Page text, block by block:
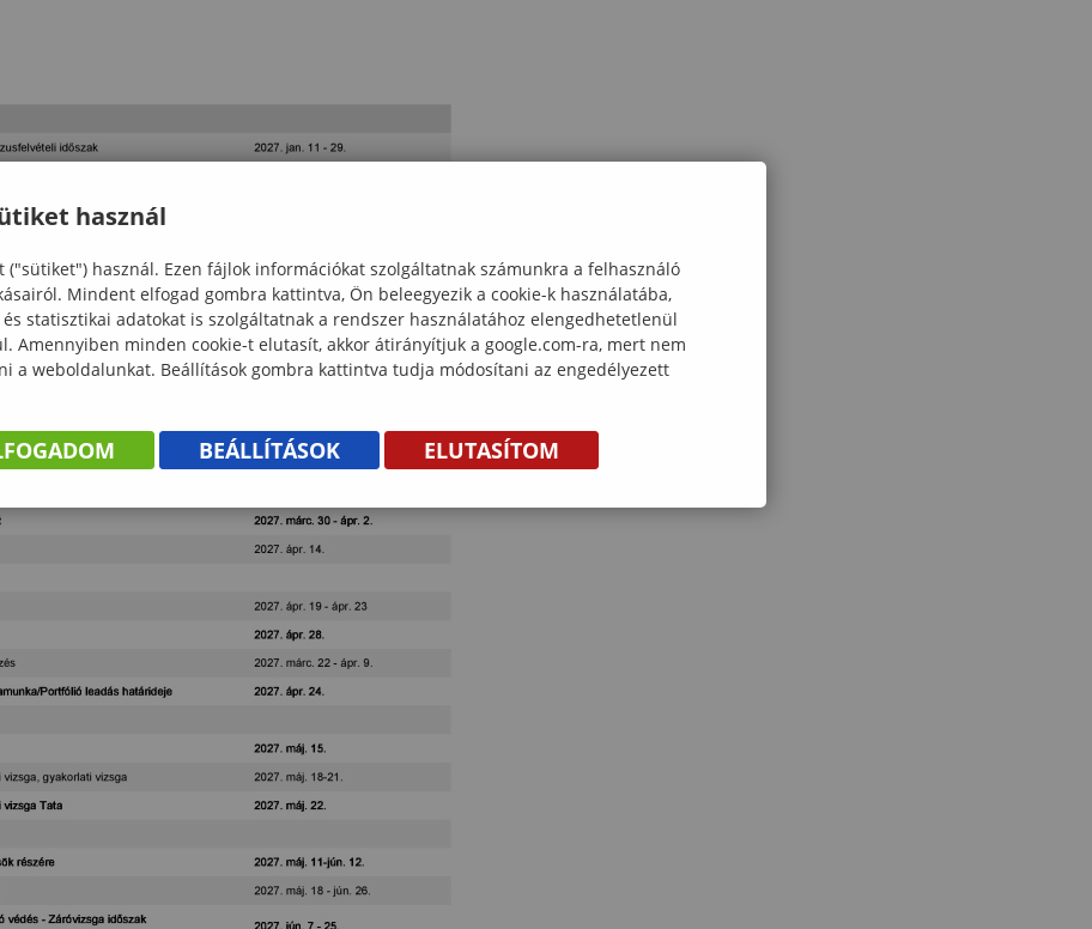
használ
("sütiket") használ. Ezen fájlok információkat szolgáltatnak számunkra a felhasználó
Mindent elfogad gombra kattintva, Ön beleegyezik a cookie-k használatába,
statisztikai adatokat is szolgáltatnak a rendszer használatához elengedhetetlenül
Amennyiben minden cookie-t elutasít, akkor átirányítjuk a google.com-ra, mert nem
a weboldalunkat. Beállítások gombra kattintva tudja módosítani az engedélyezett
BEÁLLÍTÁSOK ELUTASÍTOM